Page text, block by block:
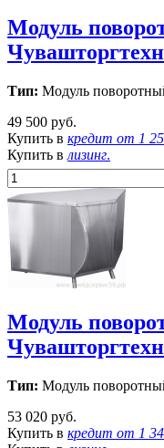
Модуль
Тип: Модуль
49 500 руб.
Купить в кредит от 1
Купить в лизинг.
Модуль
Тип: Модуль
53 020 руб.
Купить в кредит от 1